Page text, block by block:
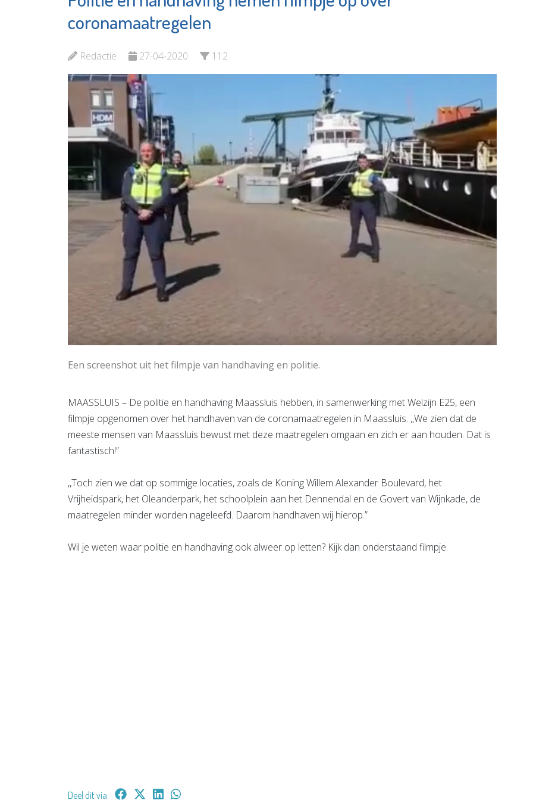
coronamaatregelen
Redactie 27-04-2020 112
Een screenshot uit het filmpje van handhaving en politie.
MAASSLUIS – De politie en handhaving Maassluis hebben, in samenwerking met Welzijn E25, een
filmpje opgenomen over het handhaven van de coronamaatregelen in Maassluis. ,,We zien dat de
meeste mensen van Maassluis bewust met deze maatregelen omgaan en zich er aan houden. Dat is
fantastisch!”
,,Toch zien we dat op sommige locaties, zoals de Koning Willem Alexander Boulevard, het
Vrijheidspark, het Oleanderpark, het schoolplein aan het Dennendal en de Govert van Wijnkade, de
maatregelen minder worden nageleefd. Daarom handhaven wij hierop.”
Wil je weten waar politie en handhaving ook alweer op letten? Kijk dan onderstaand filmpje.
Deel dit via:
Jozefmavo
Bekijk de pagina